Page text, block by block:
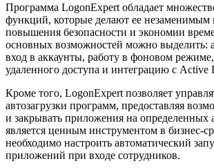
Программа LogonExpert обладает
функций, которые делают ее незаменимым
повышения безопасности и экономии
основных возможностей можно выделить:
вход в аккаунты, работу в фоновом
удаленного доступа и интеграцию с Active
Кроме того, LogonExpert позволяет
автозагрузки программ, предоставляя
и закрывать приложения на определенных
является ценным инструментом в бизнес-
необходимо настроить автоматический
приложений при входе сотрудников.